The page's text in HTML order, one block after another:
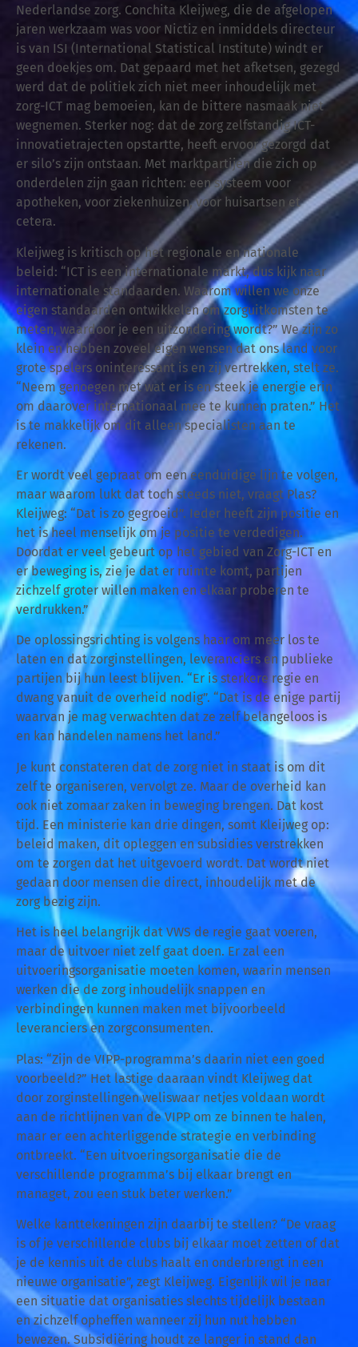
Nederlandse zorg. Conchita Kleijweg, die de afgelopen
jaren werkzaam was voor Nictiz en inmiddels directeur
is van ISI (International Statistical Institute) windt er
geen doekjes om. Dat gepaard met het afketsen, gezegd
werd dat de politiek zich niet meer inhoudelijk met
zorg-ICT mag bemoeien, kan de bittere nasmaak niet
wegnemen. Sterker nog: dat de zorg zelfstandig ICT-
innovatietrajecten opstartte, heeft ervoor gezorgd dat
er silo’s zijn ontstaan. Met marktpartijen die zich op
onderdelen zijn gaan richten: een systeem voor
apotheken, voor ziekenhuizen, voor huisartsen et
cetera.
Kleijweg is kritisch op het regionale en nationale
beleid: “ICT is een internationale markt, dus kijk naar
internationale standaarden. Waarom willen we onze
eigen standaarden ontwikkelen om zorguitkomsten te
meten, waardoor je een uitzondering wordt?” We zijn zo
klein en hebben zoveel eigen wensen dat ons land voor
grote spelers oninteressant is en zij vertrekken, stelt ze.
“Neem genoegen met wat er is en steek je energie erin
om daarover internationaal mee te kunnen praten.” Het
is te makkelijk om dit alleen specialisten aan te
rekenen.
Er wordt veel gepraat om een eenduidige lijn te volgen,
maar waarom lukt dat toch steeds niet, vraagt Plas?
Kleijweg: “Dat is zo gegroeid”. Ieder heeft zijn positie en
het is heel menselijk om je positie te verdedigen.
Doordat er veel gebeurt op het gebied van Zorg-ICT en
er beweging is, zie je dat er ruimte komt, partijen
zichzelf groter willen maken en elkaar proberen te
verdrukken.”
De oplossingsrichting is volgens haar om meer los te
laten en dat zorginstellingen, leveranciers en publieke
partijen bij hun leest blijven. “Er is sterkere regie en
dwang vanuit de overheid nodig”. “Dat is de enige partij
waarvan je mag verwachten dat ze zelf belangeloos is
en kan handelen namens het land.”
Je kunt constateren dat de zorg niet in staat is om dit
zelf te organiseren, vervolgt ze. Maar de overheid kan
ook niet zomaar zaken in beweging brengen. Dat kost
tijd. Een ministerie kan drie dingen, somt Kleijweg op:
beleid maken, dit opleggen en subsidies verstrekken
om te zorgen dat het uitgevoerd wordt. Dat wordt niet
gedaan door mensen die direct, inhoudelijk met de
zorg bezig zijn.
Het is heel belangrijk dat VWS de regie gaat voeren,
maar de uitvoer niet zelf gaat doen. Er zal een
uitvoeringsorganisatie moeten komen, waarin mensen
werken die de zorg inhoudelijk snappen en
verbindingen kunnen maken met bijvoorbeeld
leveranciers en zorgconsumenten.
Plas: “Zijn de VIPP-programma’s daarin niet een goed
voorbeeld?” Het lastige daaraan vindt Kleijweg dat
door zorginstellingen weliswaar netjes voldaan wordt
aan de richtlijnen van de VIPP om ze binnen te halen,
maar er een achterliggende strategie en verbinding
ontbreekt. “Een uitvoeringsorganisatie die de
verschillende programma’s bij elkaar brengt en
managet, zou een stuk beter werken.”
Welke kanttekeningen zijn daarbij te stellen? “De vraag
is of je verschillende clubs bij elkaar moet zetten of dat
je de kennis uit de clubs haalt en onderbrengt in een
nieuwe organisatie”, zegt Kleijweg. Eigenlijk wil je naar
een situatie dat organisaties slechts tijdelijk bestaan
en zichzelf opheffen wanneer zij hun nut hebben
bewezen. Subsidiëring houdt ze langer in stand dan